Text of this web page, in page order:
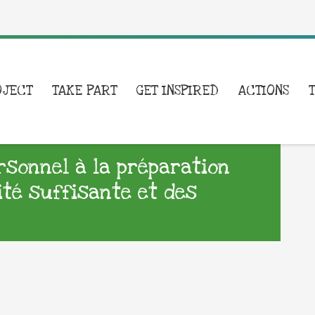
TAKE PART GET INSPIRED ACTIONS
à la préparation
suffisante et des